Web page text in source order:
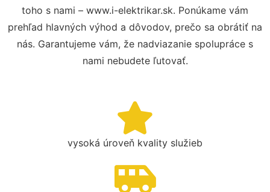
toho s nami – www.i-elektrikar.sk. Ponúkame vám
prehľad hlavných výhod a dôvodov, prečo sa obrátiť na
nás. Garantujeme vám, že nadviazanie spolupráce s
nami nebudete ľutovať.
vysoká úroveň kvality služieb